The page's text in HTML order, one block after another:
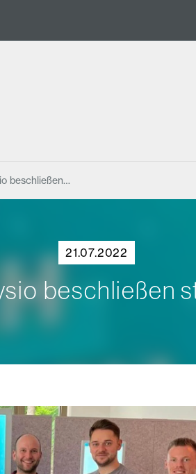
beschließen…
21.07.2022
beschließen